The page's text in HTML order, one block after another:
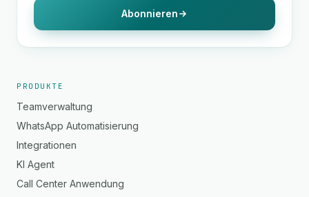
Abonnieren
PRODUKTE
Teamverwaltung
WhatsApp Automatisierung
Integrationen
KI Agent
Call Center Anwendung